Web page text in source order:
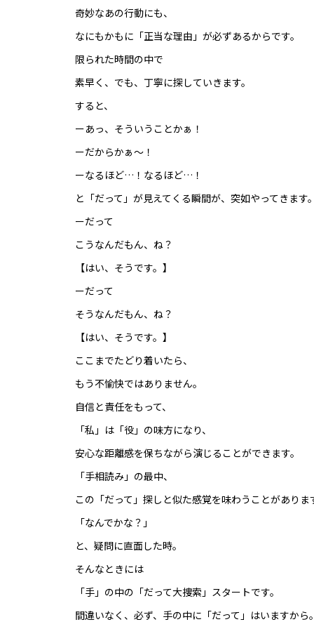
奇妙なあの行動にも、
なにもかもに「正当な理由」が必ずあるからです。
限られた時間の中で
素早く、でも、丁寧に探していきます。
すると、
ーあっ、そういうことかぁ！
ーだからかぁ～！
ーなるほど…！なるほど…！
と「だって」が見えてくる瞬間が、突如やってきます
ーだって
こうなんだもん、ね？
【はい、そうです。】
ーだって
そうなんだもん、ね？
【はい、そうです。】
ここまでたどり着いたら、
もう不愉快ではありません。
自信と責任をもって、
「私」は「役」の味方になり、
安心な距離感を保ちながら演じることができます。
「手相読み」の最中、
この「だって」探しと似た感覚を味わうことがありま
「なんでかな？」
と、疑問に直面した時。
そんなときには
「手」の中の「だって大捜索」スタートです。
間違いなく、必ず、手の中に「だって」はいますから